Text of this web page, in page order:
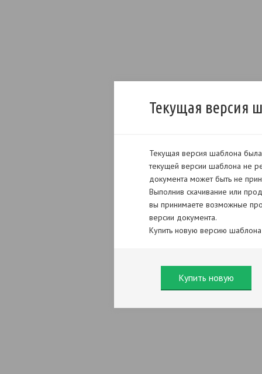
Текущая версия
Текущая версия шаблона
текущей версии шаблона не
документа может быть не
Выполнив скачивание или
вы принимаете возможные
версии документа.
Купить новую версию
Купить новую